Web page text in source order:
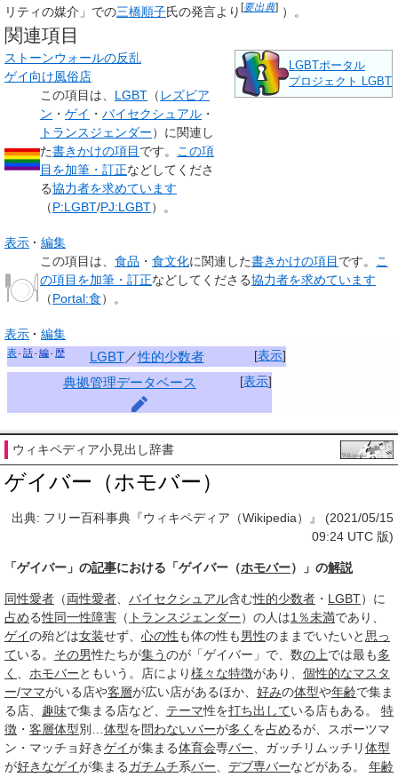
リティの媒介」での三橋順子氏の発言より [要出典] ）。
関連項目
LGBTポータル
プロジェクト LGBT
ストーンウォールの反乱
ゲイ向け風俗店
この項目は、 LGBT （ レズビア
ン ・ ゲイ ・ バイセクシュアル ・
トランスジェンダー）に関連し
た書きかけの項目 です。
この項
目を加筆・訂正などしてくださ
る協力者を求めています
（P:LGBT/PJ:LGBT）。
表示
編集
この項目は、 食品 ・ 食文化に関連した書きかけの項目 です。
こ
の項目を加筆・訂正などしてくださる協力者を求めています
（Portal:食）。
表示
編集
[表示]
表 話 編 歴 LGBT／性的少数者
[表示]
典拠管理データベース
ウィキペディア小見出し辞書
ゲイバー（ホモバー）
出典: フリー百科事典『ウィキペディア（Wikipedia）』 (2021/05/15
09:24 UTC 版)
「ゲイバー」の記事における「ゲイバー（ホモバー）」の解説
同性愛者 （両性愛者 バイセクシュアル含む性的少数者 ・ LGBT）に
占める性同一性障害 （ トランスジェンダー）の人は1％未満であり、
ゲイの殆どは女装せず、 心の性も体の性も男性のままでいたいと 思っ
ている。 その男性たちが集うのが「ゲイバー」で、数の上では最も多
く
ホモバーともいう。店により様々な特徴があり、 個性的なマスタ
ー/ママがいる店や客層が広い店があるほか、 好みの体型や年齢で集ま
る店、 趣味で集まる店など、 テーマ性を打ち出している店もある。 特
徴 ・ 客層体型別… 体型を問わないバーが多く を占めるが、スポーツマ
ン・マッチョ好きゲイが集まる体育会専バー 、ガッチリムッチリ体型
が好きなゲイが集まるガチムチ系バー デブ専バーなどがある。 年齢